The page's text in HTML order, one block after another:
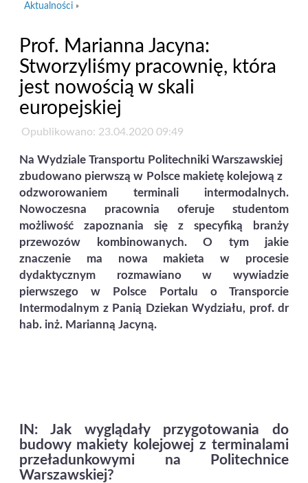
Aktualności »
Prof. Marianna Jacyna:
Stworzyliśmy pracownię, która
jest nowością w skali
europejskiej
Opublikowano: 23.04.2020 09:49
Na Wydziale Transportu Politechniki Warszawskiej
zbudowano pierwszą w Polsce makietę kolejową z
odzworowaniem terminali intermodalnych.
Nowoczesna pracownia oferuje studentom
możliwość zapoznania się z specyfiką branży
przewozów kombinowanych. O tym jakie
znaczenie ma nowa makieta w procesie
dydaktycznym rozmawiano w wywiadzie
pierwszego w Polsce Portalu o Transporcie
Intermodalnym z Panią Dziekan Wydziału, prof. dr
hab. inż. Marianną Jacyną.
IN: Jak wyglądały przygotowania do
budowy makiety kolejowej z terminalami
przeładunkowymi na Politechnice
Warszawskiej?